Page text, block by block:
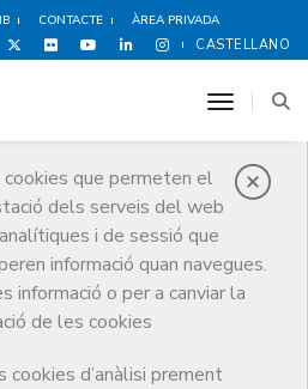
CONTACTE ÀREA PRIVADA
CASTELLANO
que permeten el
dels serveis del web
i de sessió que
informació quan navegues.
informació o per a canviar la
de les cookies
d’anàlisi prement
toggle
per la pròxima dècada